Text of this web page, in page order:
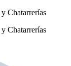
Chatarrerías
Chatarrerías